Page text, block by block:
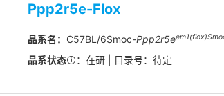
Ppp2r5e-Flox
品系名： C57BL/6Smoc-Ppp2r5e
品系状态 ：在研 | 目录号：待定